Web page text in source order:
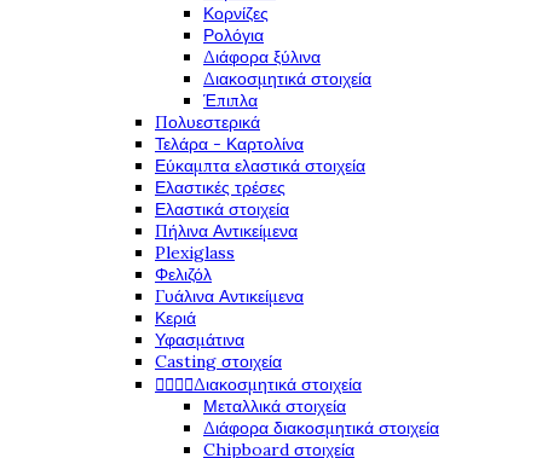
Κορνίζες
Ρολόγια
Διάφορα ξύλινα
Διακοσμητικά στοιχεία
Έπιπλα
Πολυεστερικά
Τελάρα - Καρτολίνα
Εύκαμπτα ελαστικά στοιχεία
Ελαστικές τρέσες
Ελαστικά στοιχεία
Πήλινα Αντικείμενα
Plexiglass
Φελιζόλ
Γυάλινα Αντικείμενα
Κεριά
Υφασμάτινα
Casting στοιχεία
Διακοσμητικά στοιχεία
Μεταλλικά στοιχεία
Διάφορα διακοσμητικά στοιχεία
Chipboard στοιχεία